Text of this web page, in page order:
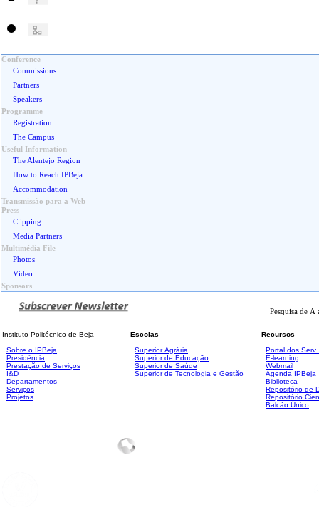
Conference
Commissions
Partners
Speakers
Programme
Registration
The Campus
Useful Information
The Alentejo Region
How to Reach IPBeja
Accommodation
Transmissão para a Web
Press
Clipping
Media Partners
Multimédia File
Photos
Vídeo
Sponsors
Instituto Politécnico de Beja
Sobre o IPBeja
Presidência
Prestação de Serviços
I&D
Departamentos
Serviços
Projetos
Escolas
Superior Agrária
Superior de Educação
Superior de Saúde
Superior de Tecnologia e Gestão
Recursos
Portal dos
E-learning
Webmail
Agenda IPBeja
Biblioteca
Repositório de
Repositório
Balcão Único